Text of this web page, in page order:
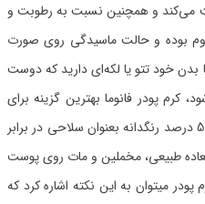
می‌کند و همچنین نسبت به رطوبت و
بوده و حالت ماسیدگی روی صورت
خود تتو یا لکه‌ای دارید که دوست
کرم پودر فانوما بهترین گزینه برای
شما خواهد بود. کرم پودر Fanoma با 50 درصد رنگدانه بعنوان سلاحی در برابر
طبیعی، مخملین و مات روی پوست
پودر میتوان به این نکته اشاره کرد که